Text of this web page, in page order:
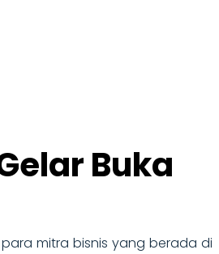
Buka
mitra bisnis yang berada di